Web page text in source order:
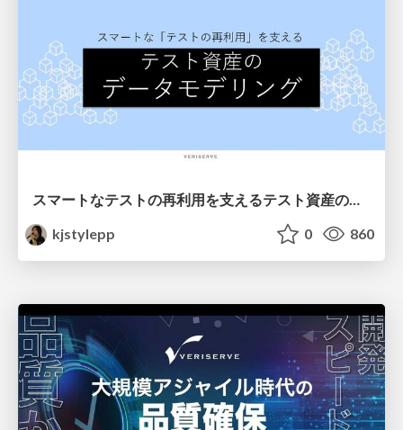
スマートなテストの再利用を支えるテスト資産のデータモデリング #QualityForward
kjstylepp
0 860